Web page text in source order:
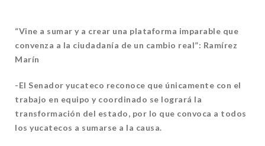
“Vine a sumar y a crear una plataforma imparable que
convenza a la ciudadanía de un cambio real”: Ramírez
Marín
-El Senador yucateco reconoce que únicamente con el
trabajo en equipo y coordinado se logrará la
transformación del estado, por lo que convoca a todos
los yucatecos a sumarse a la causa.